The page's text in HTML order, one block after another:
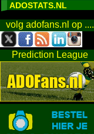
ADOSTATS.NL
volg adofans.nl op ....
Prediction League